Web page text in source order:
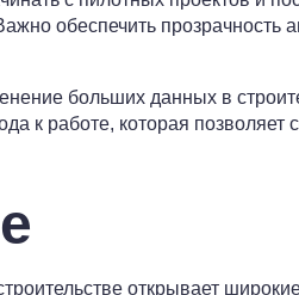
обеспечить прозрачность
больших данных в
к работе, которая
открывает